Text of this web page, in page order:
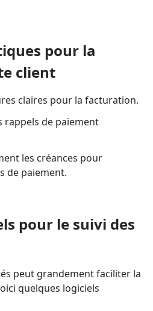
pour la
client
claires pour la facturation.
rappels de paiement
les créances pour
de paiement.
pour le suivi des
peut grandement faciliter la
quelques logiciels